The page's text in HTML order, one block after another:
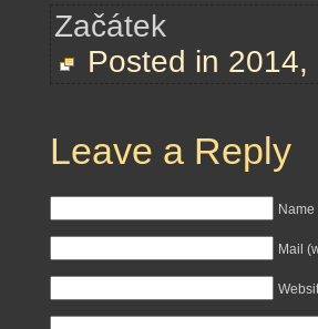
Začátek
Posted in 2014,
Leave a Reply
Mail